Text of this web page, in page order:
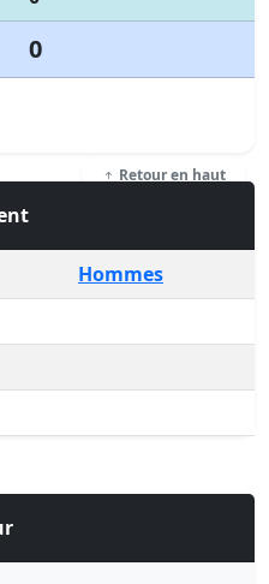
0
Retour en haut
Hommes